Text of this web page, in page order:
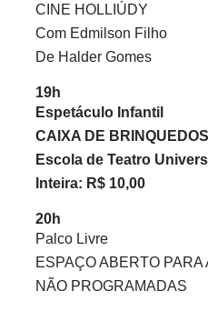
CINE HOLLIÚDY
Com Edmilson Filho
De Halder Gomes
19h
Espetáculo Infantil
CAIXA DE BRINQUEDOS
Escola de Teatro
Inteira: R$ 10,00
20h
Palco Livre
ESPAÇO ABERTO
NÃO PROGRAMADAS